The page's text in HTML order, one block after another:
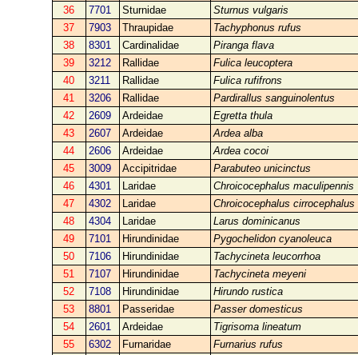
36
7701 Sturnidae
Sturnus vulgaris
37
7903 Thraupidae
Tachyphonus rufus
38
8301 Cardinalidae
Piranga flava
39
3212 Rallidae
Fulica leucoptera
40
3211 Rallidae
Fulica rufifrons
41
3206 Rallidae
Pardirallus sanguinolentus
42
2609 Ardeidae
Egretta thula
43
2607 Ardeidae
Ardea alba
44
2606 Ardeidae
Ardea cocoi
45
3009 Accipitridae
Parabuteo unicinctus
46
4301 Laridae
Chroicocephalus maculipennis
47
4302 Laridae
Chroicocephalus cirrocephalus
48
4304 Laridae
Larus dominicanus
49
7101 Hirundinidae
Pygochelidon cyanoleuca
50
7106 Hirundinidae
Tachycineta leucorrhoa
51
7107 Hirundinidae
Tachycineta meyeni
52
7108 Hirundinidae
Hirundo rustica
53
8801 Passeridae
Passer domesticus
54
2601 Ardeidae
Tigrisoma lineatum
55
6302 Furnaridae
Furnarius rufus